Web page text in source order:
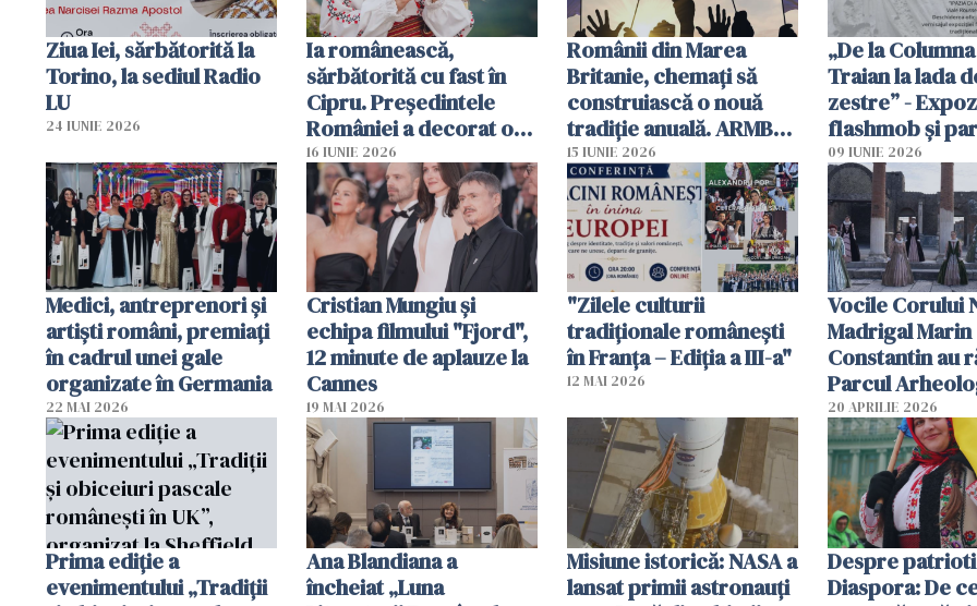
Ziua Iei, sărbătorită la
Torino, la sediul Radio
LU
24 IUNIE 2026
Ia românească,
sărbătorită cu fast în
Cipru. Președintele
României a decorat o
organizație
românească
16 IUNIE 2026
Românii din Marea
Britanie, chemați să
construiască o nouă
tradiție anuală. ARMB
propune „Ziua
Românilor din Marea
Britanie”
15 IUNIE 2026
„De la
Traian la lada
zestre” -
flashmob și
costume
românești în
Romei
09 IUNIE 2026
Medici, antreprenori și
artiști români, premiați
în cadrul unei gale
organizate în Germania
22 MAI 2026
Cristian Mungiu şi
echipa filmului "Fjord",
12 minute de aplauze la
Cannes
19 MAI 2026
"Zilele culturii
tradiționale românești
în Franța – Ediția a III-a"
12 MAI 2026
Vocile Corului
Madrigal Marin
Constantin au
Parcul
Pompei
20 APRILIE 2026
Prima ediție a
evenimentului „Tradiții
Ana Blandiana a
încheiat „Luna
Misiune istorică: NASA a
lansat primii astronauţi
Despre
Diaspora: De